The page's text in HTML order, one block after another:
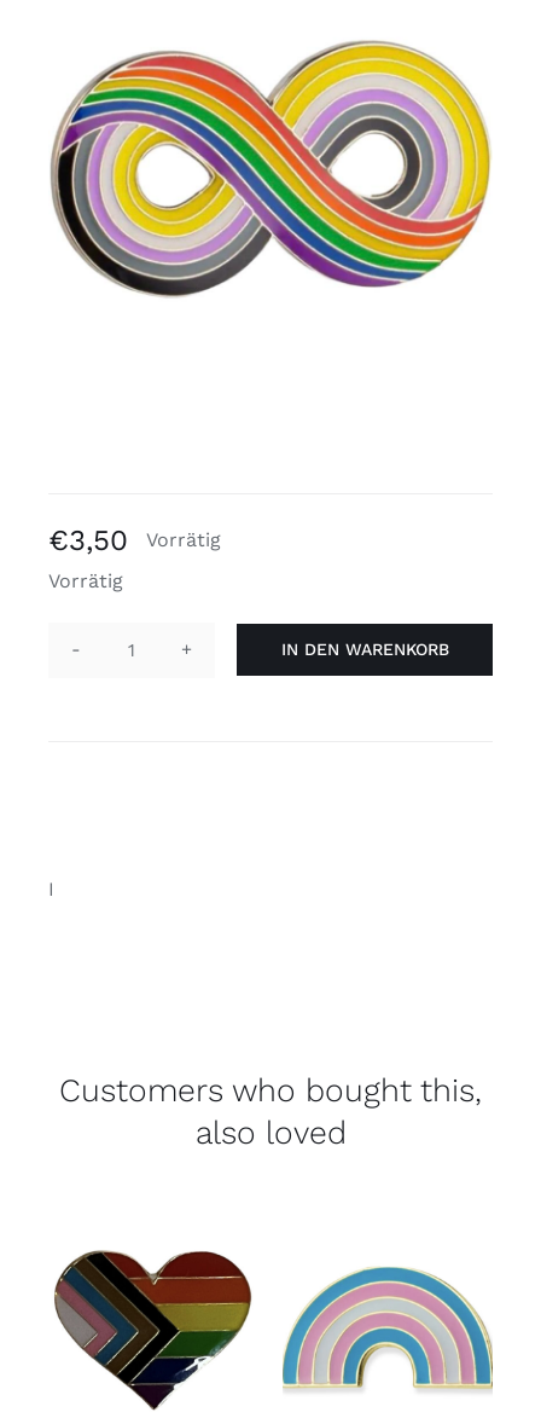
Review Levi
€3,50
Vorrätig
Vorrätig
Stift
IN DEN WARENKORB
I
Customers who bought this,
also loved